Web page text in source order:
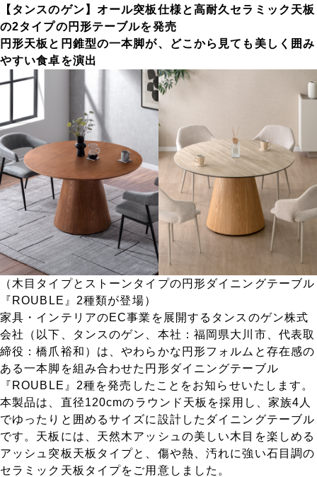
【タンスのゲン】オール突板仕様と高耐久セラミック天板
の2タイプの円形テーブルを発売
円形天板と円錐型の一本脚が、どこから見ても美しく囲み
やすい食卓を演出
（木目タイプとストーンタイプの円形ダイニングテーブル
『ROUBLE』2種類が登場）
家具・インテリアのEC事業を展開するタンスのゲン株式
会社（以下、タンスのゲン、本社：福岡県大川市、代表取
締役：橋爪裕和）は、やわらかな円形フォルムと存在感の
ある一本脚を組み合わせた円形ダイニングテーブル
『ROUBLE』2種を発売したことをお知らせいたします。
本製品は、直径120cmのラウンド天板を採用し、家族4人
でゆったりと囲めるサイズに設計したダイニングテーブル
です。天板には、天然木アッシュの美しい木目を楽しめる
アッシュ突板天板タイプと、傷や熱、汚れに強い石目調の
セラミック天板タイプをご用意しました。